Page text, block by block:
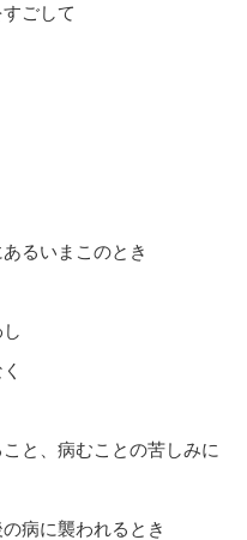
ごして
るいまこのとき
と、病むことの苦しみに
病に襲われるとき